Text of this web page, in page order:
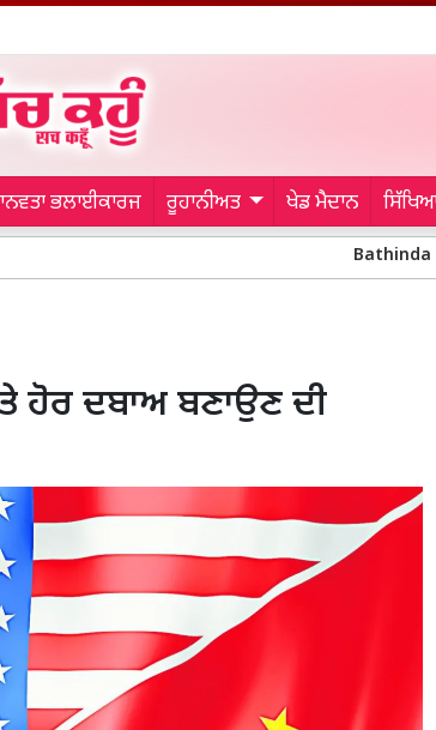
ਭਲਾਈਕਾਰਜ ਰੂਹਾਨੀਅਤ ਖੇਡ ਮੈਦਾਨ
Bathinda News:
ਹੋਰ ਦਬਾਅ ਬਣਾਉਣ ਦੀ